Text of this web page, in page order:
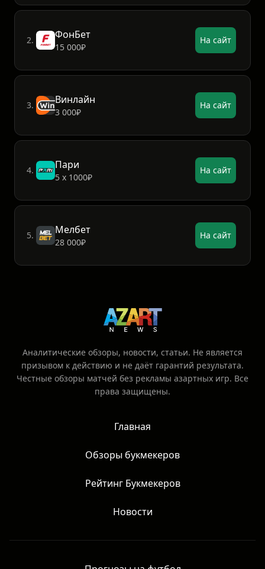
2. ФонБет
15 000₽
На сайт
3. Винлайн
3 000₽
На сайт
4. Пари
5 х 1000₽
На сайт
5. Мелбет
28 000₽
На сайт
Аналитические обзоры, новости, статьи. Не является
призывом к действию и не даёт гарантий результата.
Честные обзоры матчей без рекламы азартных игр. Все
права защищены.
Главная
Обзоры букмекеров
Рейтинг Букмекеров
Новости